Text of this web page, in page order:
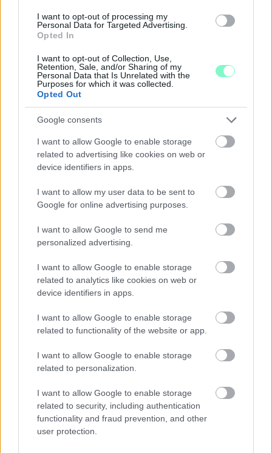
I want to opt-out of processing my
Personal Data for Targeted Advertising.
Opted In
I want to opt-out of Collection, Use,
Retention, Sale, and/or Sharing of my
Personal Data that Is Unrelated with the
Purposes for which it was collected.
Opted Out
Google consents
I want to allow Google to enable storage
related to advertising like cookies on web or
device identifiers in apps.
I want to allow my user data to be sent to
Google for online advertising purposes.
I want to allow Google to send me
personalized advertising.
I want to allow Google to enable storage
related to analytics like cookies on web or
device identifiers in apps.
I want to allow Google to enable storage
related to functionality of the website or app.
I want to allow Google to enable storage
related to personalization.
I want to allow Google to enable storage
related to security, including authentication
functionality and fraud prevention, and other
user protection.
HÉTVÉGÉN GYŐRBEN
Középpontban a hagyományőrzés, de lesz Pogány
és egy csomó minden más.
ENERGIATAKARÉKOSSÁG: KORÁBBAN
FELKÉSZÜLÉSI MÉRKŐZÉSE
Az energiaellátás tehermentesítése érdekében
Handball elleni találkozó kezdését.